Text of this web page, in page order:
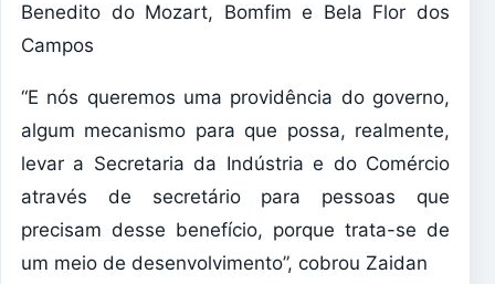
Benedito do Mozart, Bomfim e Bela Flor dos
Campos
“E nós queremos uma providência do governo,
algum mecanismo para que possa, realmente,
levar a Secretaria da Indústria e do Comércio
através de secretário para pessoas que
precisam desse benefício, porque trata-se de
um meio de desenvolvimento”, cobrou Zaidan